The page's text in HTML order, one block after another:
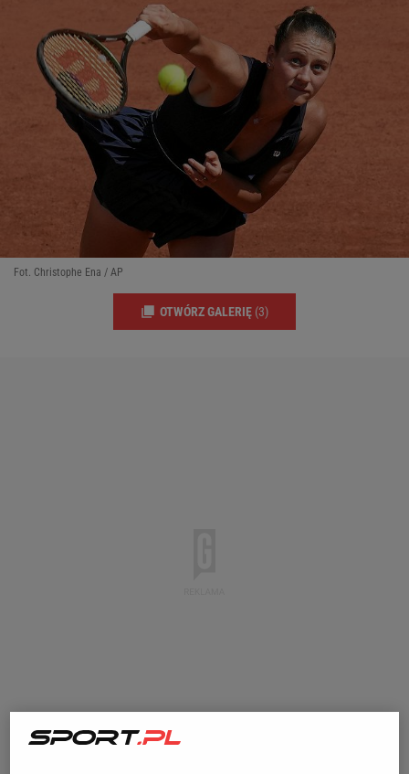
Fot. Christophe Ena / AP
OTWÓRZ GALERIĘ (3)